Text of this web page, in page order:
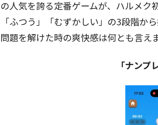
の人気を誇る定番ゲームが、ハルメク
「ふつう」「むずかしい」の3段階か
問題を解けた時の爽快感は何とも言え
「ナン